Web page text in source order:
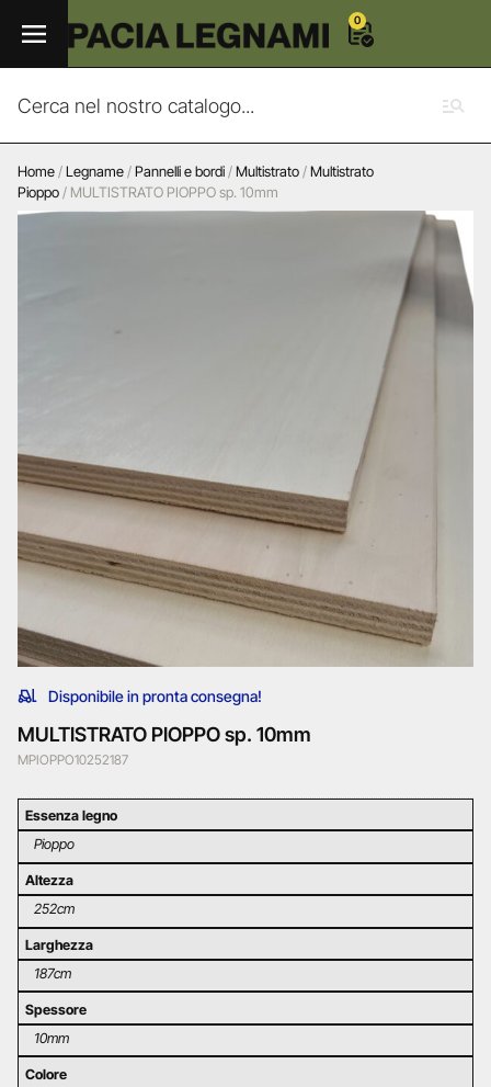
0
Home/Legname/Pannelli e bordi/Multistrato/Multistrato
Pioppo/ MULTISTRATO PIOPPO sp. 10mm
Disponibile in pronta consegna!
MULTISTRATO PIOPPO sp. 10mm
MPIOPPO10252187
Essenza legno
Pioppo
Altezza
252cm
Larghezza
187cm
Spessore
10mm
Colore